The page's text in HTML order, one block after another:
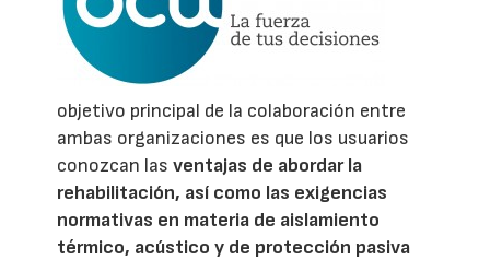
objetivo principal de la colaboración entre
ambas organizaciones es que los usuarios
conozcan lasventajas de abordar la
rehabilitación, así como las exigencias
normativas en materia de aislamiento
térmico, acústico y de protección pasiva